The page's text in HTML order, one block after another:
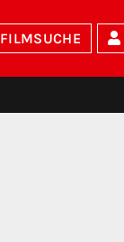
FILMSUCHE